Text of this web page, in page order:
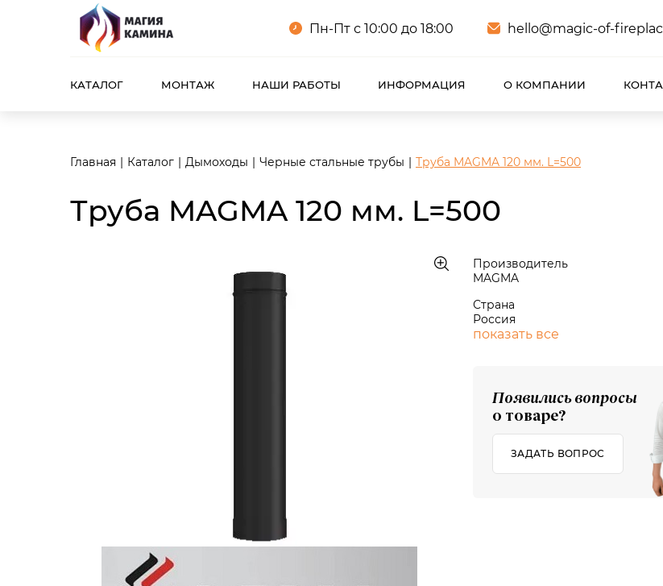
<meta name="robots" content="noindex, follow"/>
Пн-Пт с 10:00 до 18:00
hello@magic-of-
КАТАЛОГ МОНТАЖ НАШИ РАБОТЫ ИНФОРМАЦИЯ О КОМПАНИИ
Главная Каталог Дымоходы Черные стальные трубы Труба MAGMA 120 мм. L=500
Труба MAGMA 120 мм. L=500
Производитель
MAGMA
Страна
Россия
показать все
Появились вопросы
о товаре?
ЗАДАТЬ ВОПРОС